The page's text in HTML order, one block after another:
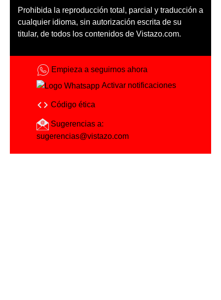
Prohibida la reproducción total, parcial y traducción a
cualquier idioma, sin autorización escrita de su
titular, de todos los contenidos de Vistazo.com.
Empieza a seguirnos ahora
Activar notificaciones
Código ética
Sugerencias a:
sugerencias@vistazo.com